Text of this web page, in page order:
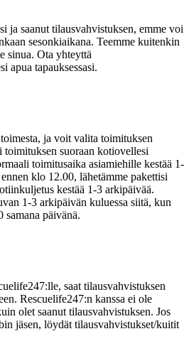
ja saanut tilausvahvistuksen, emme voi
sesonkiaikana. Teemme kuitenkin
sinua. Ota yhteyttä
apua tapauksessasi.
ja voit valita toimituksen
suoraan kotiovellesi
toimitusaika asiamiehille kestää 1-
klo 12.00, lähetämme pakettisi
kestää 1-3 arkipäivää.
1-3 arkipäivän kuluessa siitä, kun
samana päivänä.
saat tilausvahvistuksen
Rescuelife247:n kanssa ei ole
olet saanut tilausvahvistuksen. Jos
jäsen, löydät tilausvahvistukset/kuitit